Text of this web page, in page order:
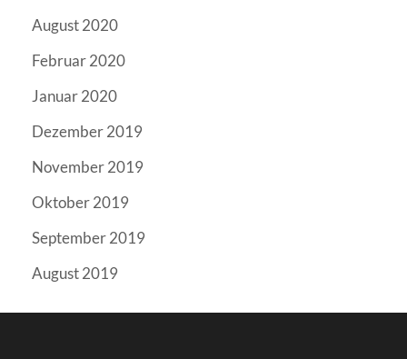
August 2020
Februar 2020
Januar 2020
Dezember 2019
November 2019
Oktober 2019
September 2019
August 2019